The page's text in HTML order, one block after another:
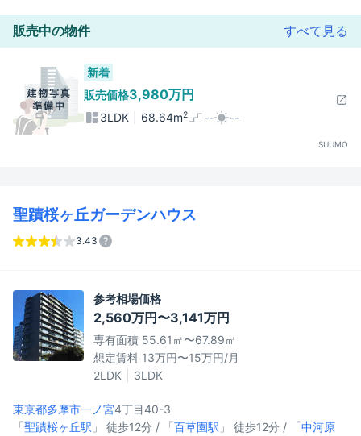
販売中の物件 すべて見る
新着
販売価格3,980万円
3LDK 68.64m2 -- --
SUUMO
聖蹟桜ヶ丘ガーデンハウス
3.43
参考相場価格
2,560万円〜3,141万円
専有面積 55.61㎡〜67.89㎡
想定賃料 13万円〜15万円/月
2LDK
3LDK
東京都多摩市一ノ宮4丁目40-3
「聖蹟桜ヶ丘駅 」 徒歩12分 / 「百草園駅 」 徒歩12分 / 「中河原